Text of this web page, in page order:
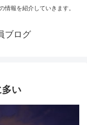
情報を紹介していきます。
ブログ
い